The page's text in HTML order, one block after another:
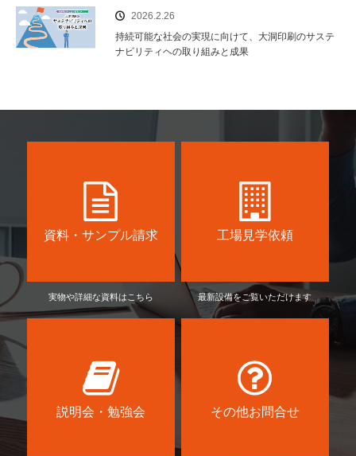
2026.2.26
持続可能な社会の実現に向けて、大洞印刷のサステ
ナビリティヘの取り組みと成果
資料・サンプル請求
実物や詳細な資料はこちら
工場見学依頼
最新設備をご覧いただけます
説明会・勉強会 その他お問合せ